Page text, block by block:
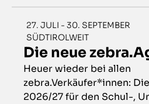
27. JULI - 30. SEPTEMBER
SÜDTIROLWEIT
Die neue
Heuer wieder bei allen
zebra.Verkäufer*innen:
2026/27 für den Schul-,